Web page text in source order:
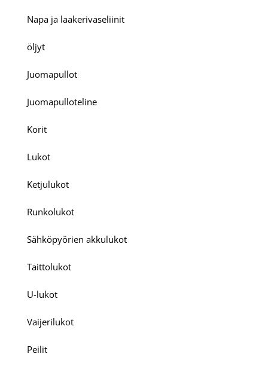
Napa ja laakerivaseliinit
öljyt
Juomapullot
Juomapulloteline
Korit
Lukot
Ketjulukot
Runkolukot
Sähköpyörien akkulukot
Taittolukot
U-lukot
Vaijerilukot
Peilit